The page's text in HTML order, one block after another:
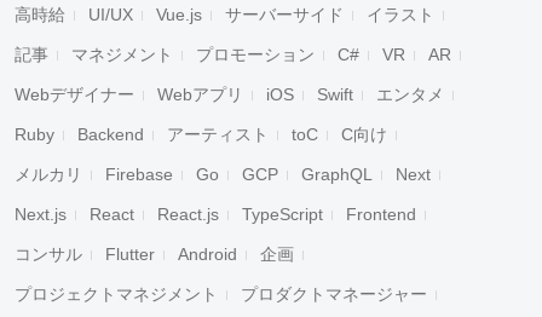
高時給 UI/UX Vue.js サーバーサイド イラスト
記事 マネジメント プロモーション C# VR AR
Webデザイナー Webアプリ iOS Swift エンタメ
Ruby Backend アーティスト toC C向け
メルカリ Firebase Go GCP GraphQL Next
Next.js React React.js TypeScript Frontend
コンサル Flutter Android 企画
プロジェクトマネジメント プロダクトマネージャー